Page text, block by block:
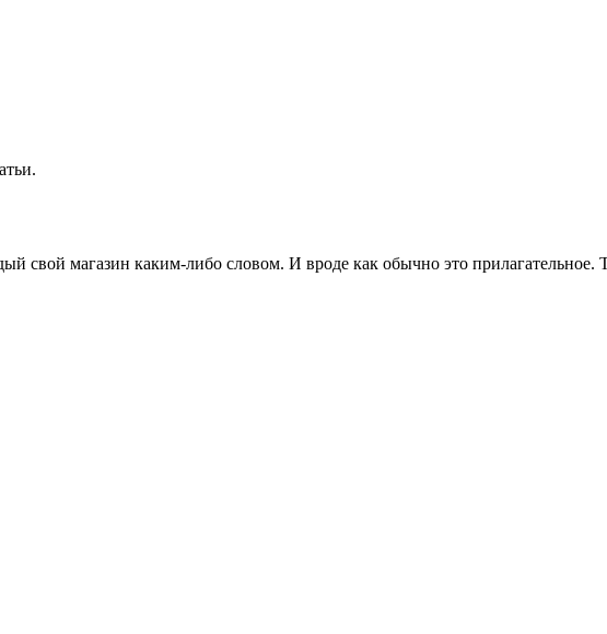
свой магазин каким-либо словом. И вроде как обычно это прилагательное.